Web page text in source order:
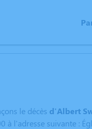
le décès d'Albert
l'adresse suivante :